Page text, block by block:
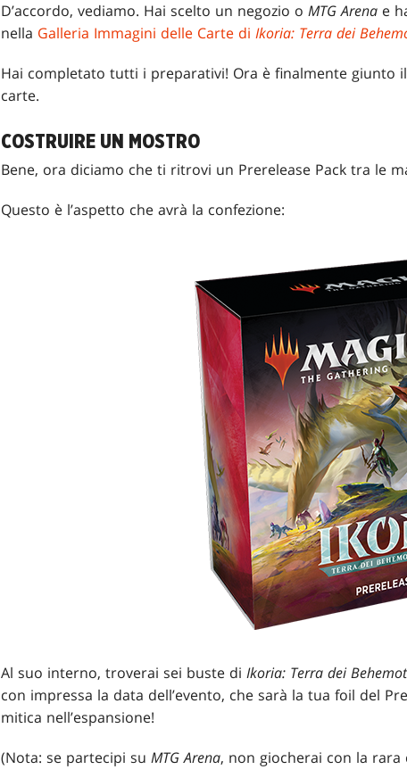
D’accordo, vediamo. Hai scelto un negozio o MTG Arena e
nella Galleria Immagini delle Carte di Ikoria: Terra dei
Hai completato tutti i preparativi! Ora è finalmente giunto
carte.
COSTRUIRE UN MOSTRO
Bene, ora diciamo che ti ritrovi un Prerelease Pack tra le
Questo è l’aspetto che avrà la confezione:
Al suo interno, troverai sei buste di Ikoria: Terra dei
con impressa la data dell’evento, che sarà la tua foil del
mitica nell’espansione!
(Nota: se partecipi su MTG Arena, non giocherai con la rara